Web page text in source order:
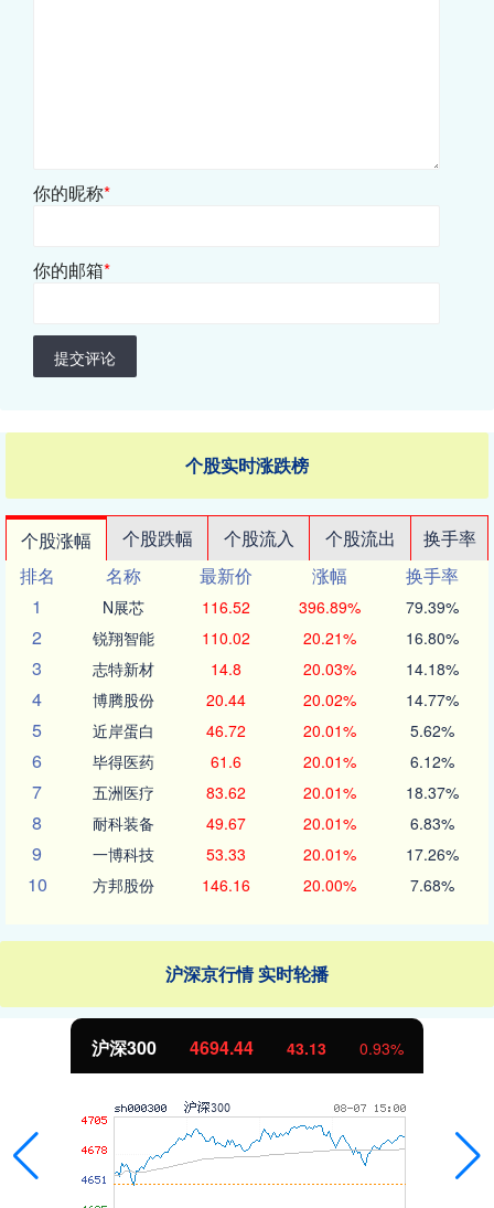
你的昵称*
你的邮箱*
提交评论
个股实时涨跌榜
个股涨幅 个股跌幅 个股流入 个股流出
换手率
排名
名称 最新价 涨幅
换手率
1
N展芯 116.52 396.89% 79.39%
2 锐翔智能 110.02 20.21% 16.80%
3 志特新材 14.8 20.03% 14.18%
4 博腾股份 20.44 20.02% 14.77%
5 近岸蛋白 46.72 20.01% 5.62%
6 毕得医药 61.6 20.01% 6.12%
7 五洲医疗 83.62 20.01% 18.37%
8 耐科装备 49.67 20.01% 6.83%
9 一博科技 53.33 20.01% 17.26%
10 方邦股份 146.16 20.00% 7.68%
沪深京行情 实时轮播
沪深300 4694.44 43.13 0.93%